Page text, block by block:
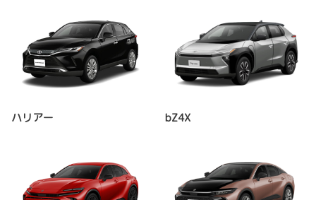
ハリアー bZ4X